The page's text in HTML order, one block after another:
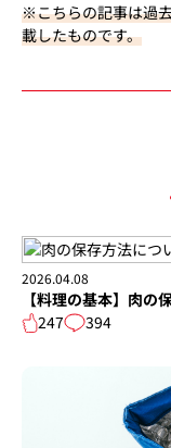
※こちらの記事は過
載したものです。
2026.04.08
【料理の基本】肉の
247
394